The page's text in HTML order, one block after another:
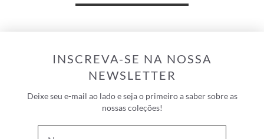
INSCREVA-SE NA NOSSA
NEWSLETTER
Deixe seu e-mail ao lado e seja o primeiro a saber sobre as
nossas coleções!